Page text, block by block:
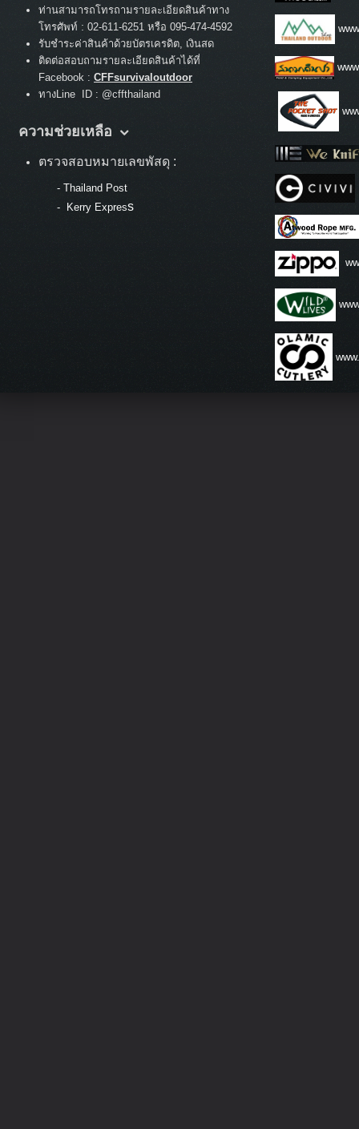
ท่านสามารถโทรถามรายละเอียดสินค้าทาง
โทรศัพท์ : 02-611-6251 หรือ 095-474-4592
รับชำระค่าสินค้าด้วยบัตรเครดิต, เงินสด
ติดต่อสอบถามรายละเอียดสินค้าได้ที่
Facebook : CFFsurvivaloutdoor
ทางLine ID : @cffthailand
ความช่วยเหลือ
ตรวจสอบหมายเลขพัสดุ :
- Thailand Post
-
Kerry Express